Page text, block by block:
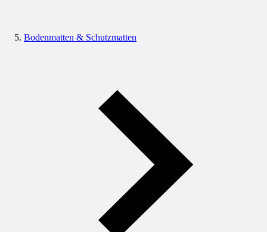
Bodenmatten & Schutzmatten